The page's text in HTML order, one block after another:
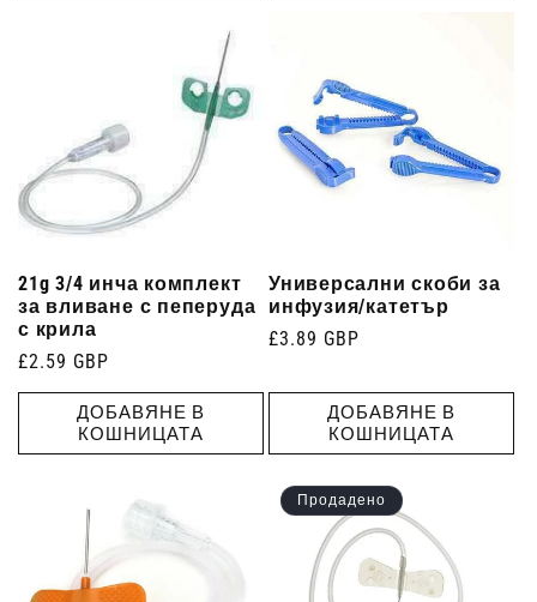
21g 3/4 инча комплект
за вливане с пеперуда
с крила
Редовна
цена
£2.59 GBP
ДОБАВЯНЕ В
КОШНИЦАТА
Универсални скоби за
инфузия/катетър
Редовна
£3.89 GBP
ДОБАВЯНЕ В
КОШНИЦАТА
Продадено